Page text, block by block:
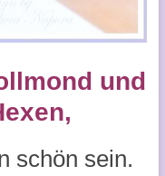
und
schön sein.